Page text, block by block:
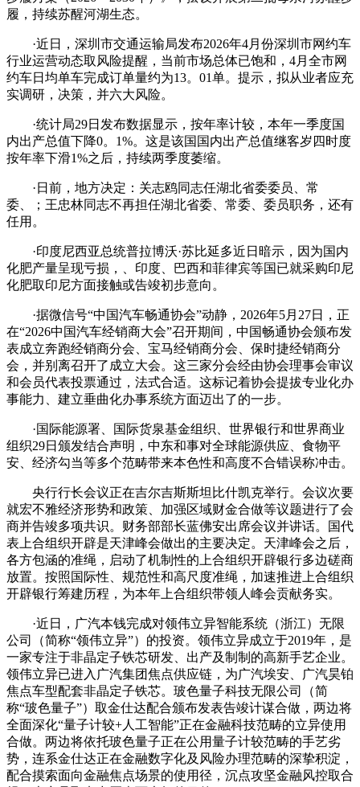
履，持续苏醒河湖生态。
·近日，深圳市交通运输局发布2026年4月份深圳市网约车
行业运营动态取风险提醒，当前市场总体已饱和，4月全市网
约车日均单车完成订单量约为13。01单。提示，拟从业者应充
实调研，决策，并六大风险。
·统计局29日发布数据显示，按年率计较，本年一季度国
内出产总值下降0。1%。这是该国国内出产总值继客岁四时度
按年率下滑1%之后，持续两季度萎缩。
·日前，地方决定：关志鸥同志任湖北省委委员、常
委、；王忠林同志不再担任湖北省委、常委、委员职务，还有
任用。
·印度尼西亚总统普拉博沃·苏比延多近日暗示，因为国内
化肥产量呈现亏损，、印度、巴西和菲律宾等国已就采购印尼
化肥取印尼方面接触或告竣初步意向。
·据微信号“中国汽车畅通协会”动静，2026年5月27日，正
在“2026中国汽车经销商大会”召开期间，中国畅通协会颁布发
表成立奔跑经销商分会、宝马经销商分会、保时捷经销商分
会，并别离召开了成立大会。这三家分会经由协会理事会审议
和会员代表投票通过，法式合适。这标记着协会提拔专业化办
事能力、建立垂曲化办事系统方面迈出了的一步。
·国际能源署、国际货泉基金组织、世界银行和世界商业
组织29日颁发结合声明，中东和事对全球能源供应、食物平
安、经济勾当等多个范畴带来本色性和高度不合错误称冲击。
央行行长会议正在吉尔吉斯斯坦比什凯克举行。会议次要
就宏不雅经济形势和政策、加强区域财金合做等议题进行了会
商并告竣多项共识。财务部部长蓝佛安出席会议并讲话。国代
表上合组织开辟是天津峰会做出的主要决定。天津峰会之后，
各方包涵的准绳，启动了机制性的上合组织开辟银行多边磋商
放置。按照国际性、规范性和高尺度准绳，加速推进上合组织
开辟银行筹建历程，为本年上合组织带领人峰会贡献务实。
·近日，广汽本钱完成对领伟立异智能系统（浙江）无限
公司（简称“领伟立异”）的投资。领伟立异成立于2019年，是
一家专注于非晶定子铁芯研发、出产及制制的高新手艺企业。
领伟立异已进入广汽集团焦点供应链，为广汽埃安、广汽昊铂
焦点车型配套非晶定子铁芯。玻色量子科技无限公司（简
称“玻色量子”）取金仕达配合颁布发表告竣计谋合做，两边将
全面深化“量子计较+人工智能”正在金融科技范畴的立异使用
合做。两边将依托玻色量子正在公用量子计较范畴的手艺劣
势，连系金仕达正在金融数字化及风险办理范畴的深挚积淀，
配合摸索面向金融焦点场景的使用径，沉点攻坚金融风控取合